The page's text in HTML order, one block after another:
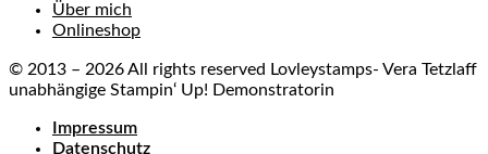
Über mich
Onlineshop
© 2013 – 2026 All rights reserved Lovleystamps- Vera Tetzlaff
unabhängige Stampin‘ Up! Demonstratorin
Impressum
Datenschutz